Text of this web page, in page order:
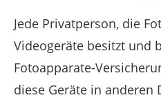
Jede Privatperson, die
Videogeräte besitzt und
Fotoapparate-
diese Geräte in anderen